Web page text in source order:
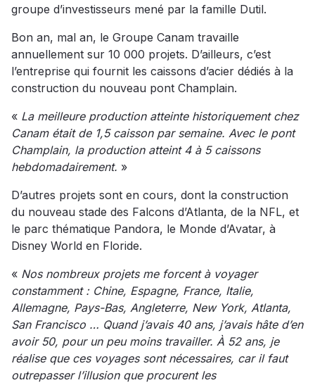
groupe d’investisseurs mené par la famille Dutil.
Bon an, mal an, le Groupe Canam travaille
annuellement sur 10 000 projets. D’ailleurs, c’est
l’entreprise qui fournit les caissons d’acier dédiés à la
construction du nouveau pont Champlain.
« La meilleure production atteinte historiquement chez
Canam était de 1,5 caisson par semaine. Avec le pont
Champlain, la production atteint 4 à 5 caissons
hebdomadairement. »
D’autres projets sont en cours, dont la construction
du nouveau stade des Falcons d’Atlanta, de la NFL, et
le parc thématique Pandora, le Monde d’Avatar, à
Disney World en Floride.
« Nos nombreux projets me forcent à voyager
constamment : Chine, Espagne, France, Italie,
Allemagne, Pays-Bas, Angleterre, New York, Atlanta,
San Francisco … Quand j’avais 40 ans, j’avais hâte d’en
avoir 50, pour un peu moins travailler. À 52 ans, je
réalise que ces voyages sont nécessaires, car il faut
outrepasser l’illusion que procurent les